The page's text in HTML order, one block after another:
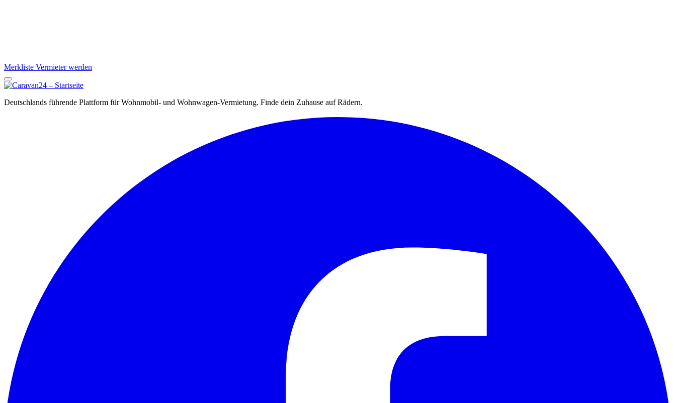
Merkliste Vermieter werden
Deutschlands führende Plattform für Wohnmobil- und Wohnwagen-Vermietung. Finde dein Zuhause auf Rädern.